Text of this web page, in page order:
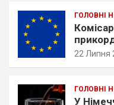
ГОЛОВНІ
22 Липня
ГОЛОВНІ
У